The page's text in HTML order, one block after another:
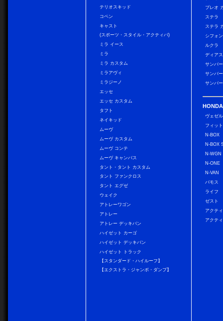
テリオスキッド
コペン
キャスト
(スポーツ・スタイル・アクティバ)
ミラ イース
ミラ
ミラ カスタム
ミラアヴィ
ミラジーノ
エッセ
エッセ カスタム
タフト
ネイキッド
ムーヴ
ムーヴ カスタム
ムーヴ コンテ
ムーヴ キャンバス
タント・タント カスタム
タント ファンクロス
タント エグゼ
ウェイク
アトレーワゴン
アトレー
アトレー デッキバン
ハイゼット カーゴ
ハイゼット デッキバン
ハイゼット トラック
【スタンダード・ハイルーフ】
【エクストラ・ジャンボ・ダンプ】
プレオ
ステラ
ステラ
シフォ
ルクラ
ディア
サンバ
サンバ
サンバ
HONDA
ヴェゼル
フィット
N-BOX
N-BOX
N-WGN
N-ONE
N-VAN
バモス
ライフ
ゼスト
アクテ
アクテ